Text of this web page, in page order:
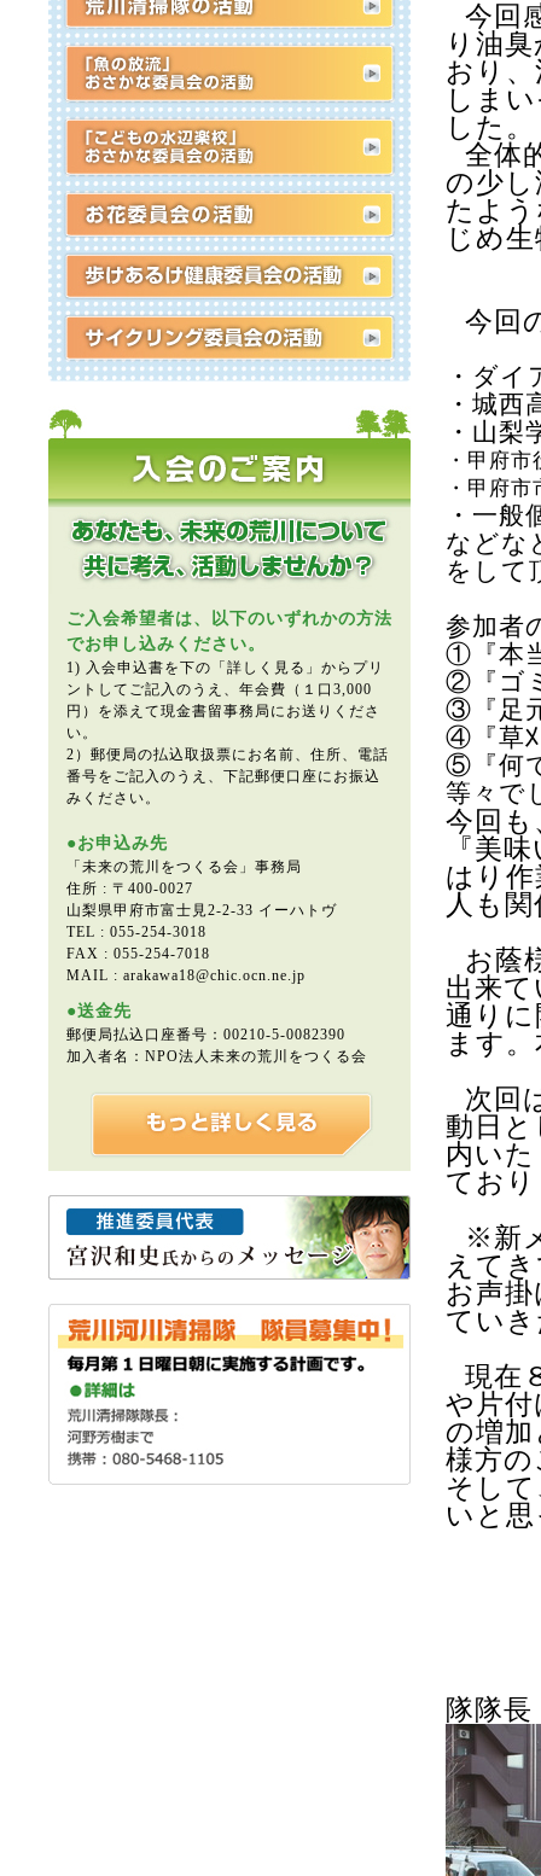
ご入会希望者は、以下のいずれかの方法
でお申し込みください。
1) 入会申込書を下の「詳しく見る」からプリ
ントしてご記入のうえ、年会費（１口3,000
円）を添えて現金書留事務局にお送りくださ
い。
2）郵便局の払込取扱票にお名前、住所、電話
番号をご記入のうえ、下記郵便口座にお振込
みください。
●お申込み先
「未来の荒川をつくる会」事務局
住所 : 〒400-0027
山梨県甲府市富士見2-2-33 イーハトヴ
TEL : 055-254-3018
FAX : 055-254-7018
MAIL : arakawa18@chic.ocn.ne.jp
●送金先
郵便局払込口座番号：00210-5-0082390
加入者名：NPO法人未来の荒川をつくる会
今回
り油
おり
しま
した。
全体
の少
たよ
じめ
今回
・ ダイ
・城
・山
・甲府
・甲府
・一般
などな
をして
参加者
①『本
②『ゴ
③『足
④『草
⑤『何
等々で
今回
『美
はり
人も
お蔭
出来
通り
ます
次回
動日と
内い
てお
※新
えて
お声
てい
現在
や片
の増
様方
そし
いと
隊隊